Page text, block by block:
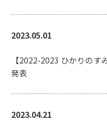
2023.05.01
【2022-2023 ひかりのすみかフォトコンテスト】 結果
発表
2023.04.21